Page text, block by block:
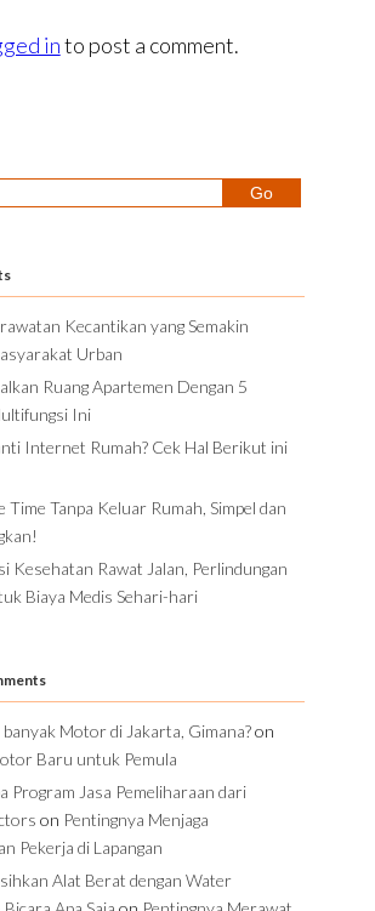
into post a comment.
Kecantikan yang Semakin
Urban
Ruang Apartemen Dengan 5
Ini
Internet Rumah? Cek Hal Berikut ini
Time Tanpa Keluar Rumah, Simpel dan
Kesehatan Rawat Jalan, Perlindungan
Biaya Medis Sehari-hari
banyak Motor di Jakarta, Gimana?on
Baru untuk Pemula
Program Jasa Pemeliharaan dari
on Pentingnya Menjaga
Pekerja di Lapangan
Alat Berat dengan Water